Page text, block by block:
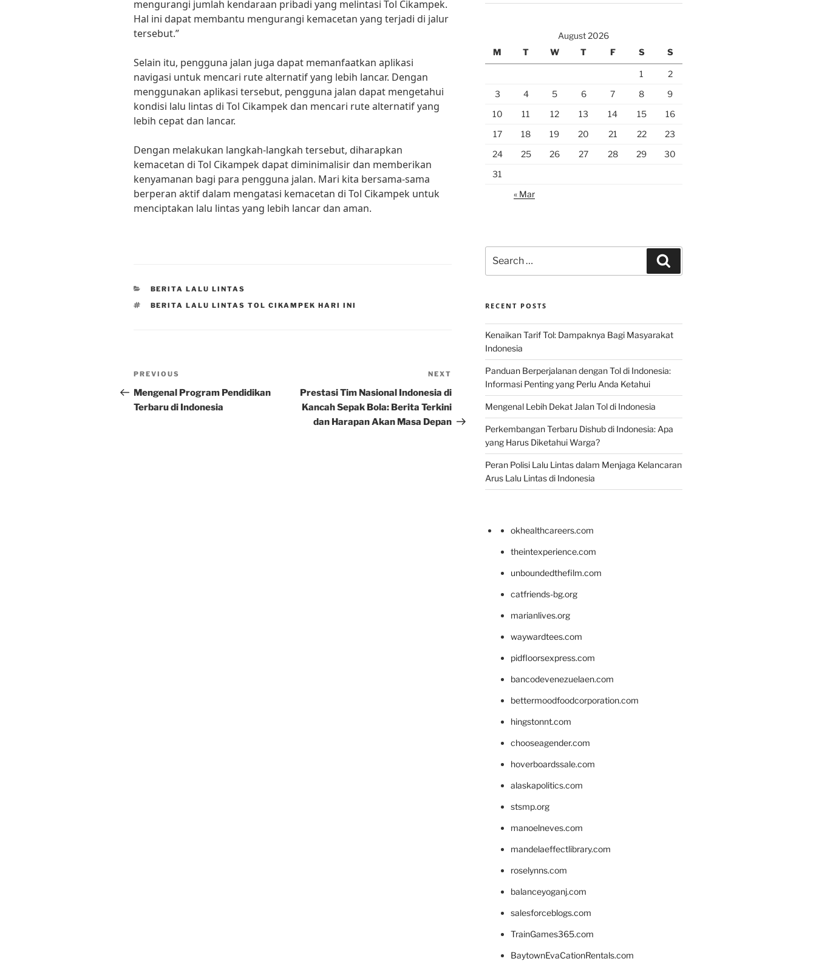
mengurangi jumlah kendaraan pribadi yang melintasi Tol Cikampek.
Hal ini dapat membantu mengurangi kemacetan yang terjadi di jalur
tersebut.”
Selain itu, pengguna jalan juga dapat memanfaatkan aplikasi
navigasi untuk mencari rute alternatif yang lebih lancar. Dengan
menggunakan aplikasi tersebut, pengguna jalan dapat mengetahui
kondisi lalu lintas di Tol Cikampek dan mencari rute alternatif yang
lebih cepat dan lancar.
Dengan melakukan langkah-langkah tersebut, diharapkan
kemacetan di Tol Cikampek dapat diminimalisir dan memberikan
kenyamanan bagi para pengguna jalan. Mari kita bersama-sama
berperan aktif dalam mengatasi kemacetan di Tol Cikampek untuk
menciptakan lalu lintas yang lebih lancar dan aman.
CATEGORIES
BERITA LALU LINTAS
TAGS
BERITA LALU LINTAS TOL CIKAMPEK HARI INI
Post
navigation
Previous
Post
PREVIOUS
Mengenal Program Pendidikan
Terbaru di Indonesia
Post
NEXT
Prestasi Tim Nasional Indonesia di
Kancah Sepak Bola: Berita Terkini
dan Harapan Akan Masa Depan
August 2026
M
T W T F S S
1
2
3
4 5 6 7 8
9
10
11 12 13 14 15
16
17
18 19 20 21 22
23
24
25 26 27 28 29
30
31
« Mar
for:
RECENT POSTS
Kenaikan Tarif Tol: Dampaknya Bagi Masyarakat
Indonesia
Panduan Berperjalanan dengan Tol di Indonesia:
Informasi Penting yang Perlu Anda Ketahui
Mengenal Lebih Dekat Jalan Tol di Indonesia
Perkembangan Terbaru Dishub di Indonesia: Apa
yang Harus Diketahui Warga?
Peran Polisi Lalu Lintas dalam Menjaga Kelancaran
Arus Lalu Lintas di Indonesia
okhealthcareers.com
theintexperience.com
unboundedthefilm.com
catfriends-bg.org
marianlives.org
waywardtees.com
pidfloorsexpress.com
bancodevenezuelaen.com
bettermoodfoodcorporation.com
hingstonnt.com
chooseagender.com
hoverboardssale.com
alaskapolitics.com
stsmp.org
manoelneves.com
mandelaeffectlibrary.com
roselynns.com
balanceyoganj.com
salesforceblogs.com
TrainGames365.com
BaytownEvaCationRentals.com